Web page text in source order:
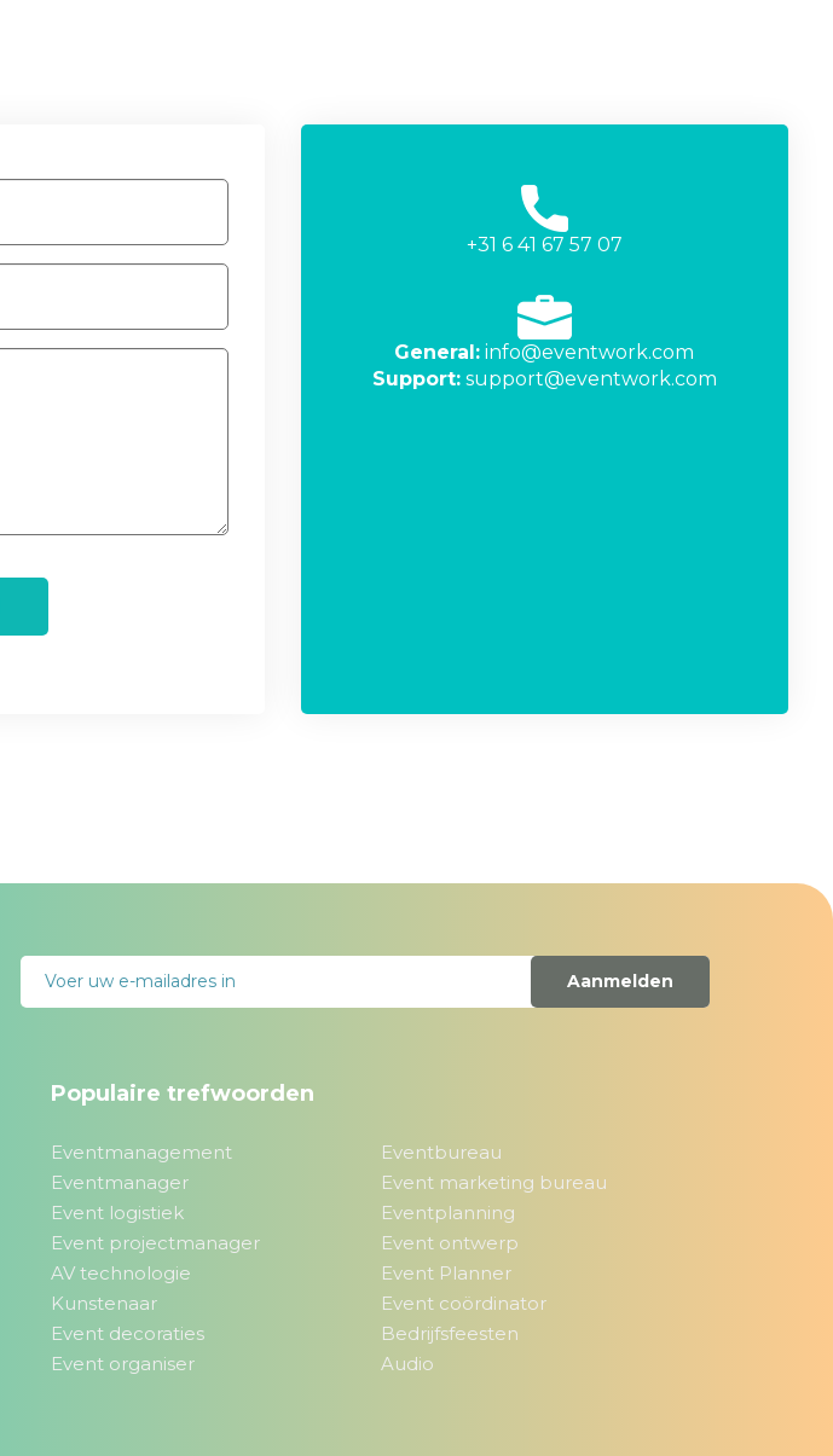
+31 6 41 67 57 07
General: info@eventwork.com
Support: support@eventwork.com
Aanmelden
Populaire trefwoorden
Eventmanagement
Eventbureau
Eventmanager
Event marketing bureau
Event logistiek
Eventplanning
Event projectmanager
Event ontwerp
AV technologie
Event Planner
Kunstenaar
Event coördinator
Event decoraties
Bedrijfsfeesten
Event organiser
Audio